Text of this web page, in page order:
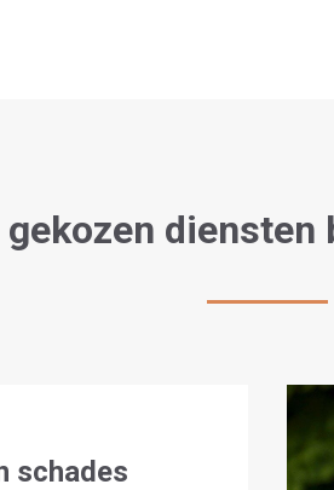
diensten
schades